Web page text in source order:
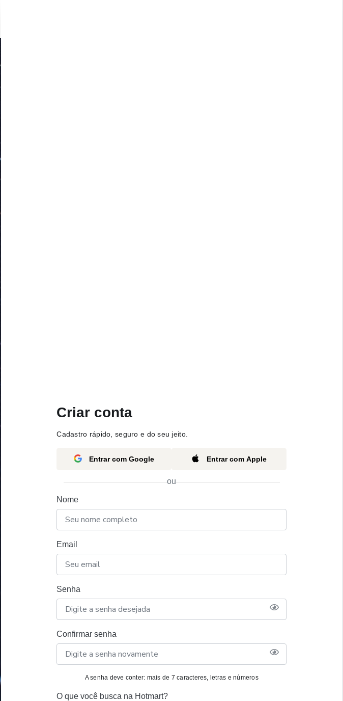
Criar conta
Cadastro rápido, seguro e do seu jeito.
Entrar com Google Entrar com Apple
ou
Nome
Email
Senha
Confirmar senha
A senha deve conter: mais de 7 caracteres, letras e números
O que você busca na Hotmart?